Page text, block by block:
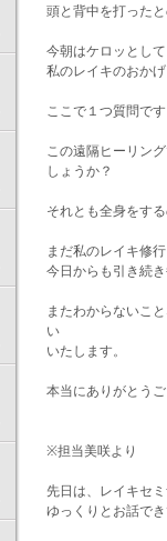
頭と背中を打った
今朝はケロッとし
私のレイキのおか
ここで１つ質問で
この遠隔ヒーリン
しょうか？
それとも全身をす
まだ私のレイキ修
今日からも引き続
またわからないこ
い
いたします。
本当にありがとう
※担当美咲より
先日は、レイキセ
ゆっくりとお話で